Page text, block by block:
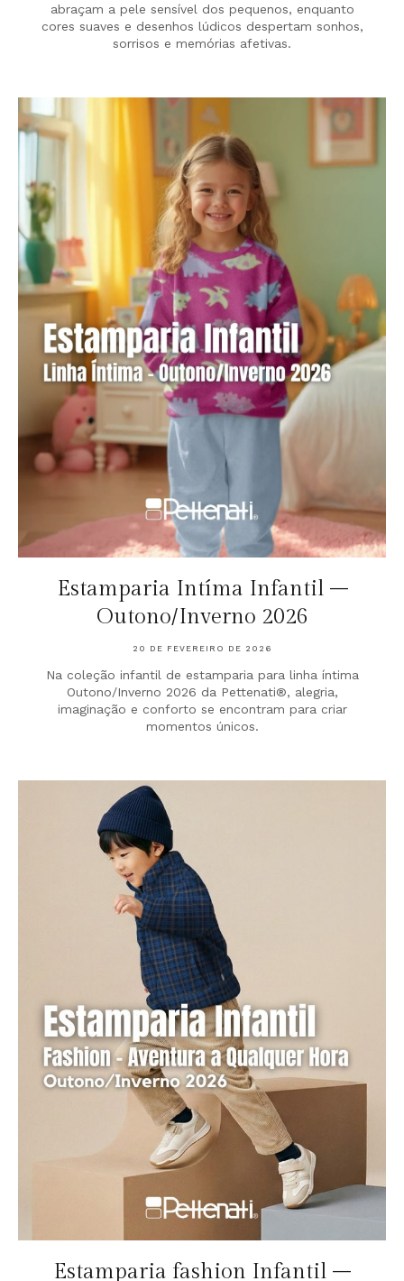
abraçam a pele sensível dos pequenos, enquanto
cores suaves e desenhos lúdicos despertam sonhos,
sorrisos e memórias afetivas.
Estamparia Intíma Infantil –
Outono/Inverno 2026
20 DE FEVEREIRO DE 2026
Na coleção infantil de estamparia para linha íntima
Outono/Inverno 2026 da Pettenati®, alegria,
imaginação e conforto se encontram para criar
momentos únicos.
Estamparia fashion Infantil –